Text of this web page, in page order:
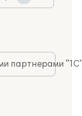
партнерами